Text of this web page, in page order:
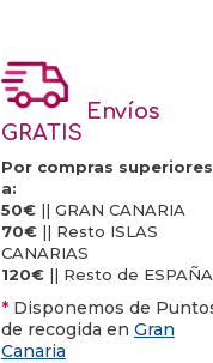
Envíos
GRATIS
Por compras superiores
a:
50€|| GRAN CANARIA
70€|| Resto ISLAS
CANARIAS
120€|| Resto de ESPAÑA
* Disponemos de
de recogida en Gran
Canaria